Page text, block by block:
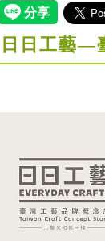
日日工藝—